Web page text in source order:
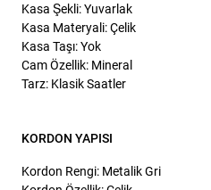
Kasa Şekli: Yuvarlak
Kasa Materyali: Çelik
Kasa Taşı: Yok
Cam Özellik: Mineral
Tarz: Klasik Saatler
KORDON YAPISI
Kordon Rengi: Metalik Gri